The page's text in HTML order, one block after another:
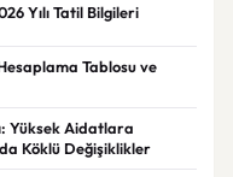
Yılı Tatil Bilgileri
Tablosu ve
Yüksek Aidatlara
Köklü Değişiklikler